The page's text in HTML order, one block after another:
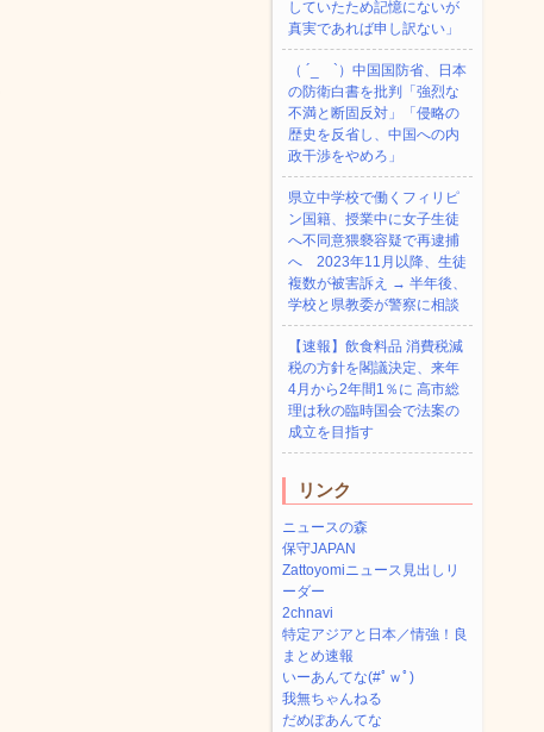
していたため記憶にないが
真実であれば申し訳ない」
（ ´_ゝ`）中国国防省、日本
の防衛白書を批判「強烈な
不満と断固反対」「侵略の
歴史を反省し、中国への内
政干渉をやめろ」
県立中学校で働くフィリピ
ン国籍、授業中に女子生徒
へ不同意猥褻容疑で再逮捕
へ 2023年11月以降、生徒
複数が被害訴え → 半年後、
学校と県教委が警察に相談
【速報】飲食料品 消費税減
税の方針を閣議決定、来年
4月から2年間1％に 高市総
理は秋の臨時国会で法案の
成立を目指す
リンク
ニュースの森
保守JAPAN
Zattoyomiニュース見出しリ
ーダー
2chnavi
特定アジアと日本／情強！良
まとめ速報
いーあんてな(#ﾟｗﾟ)
我無ちゃんねる
だめぽあんてな